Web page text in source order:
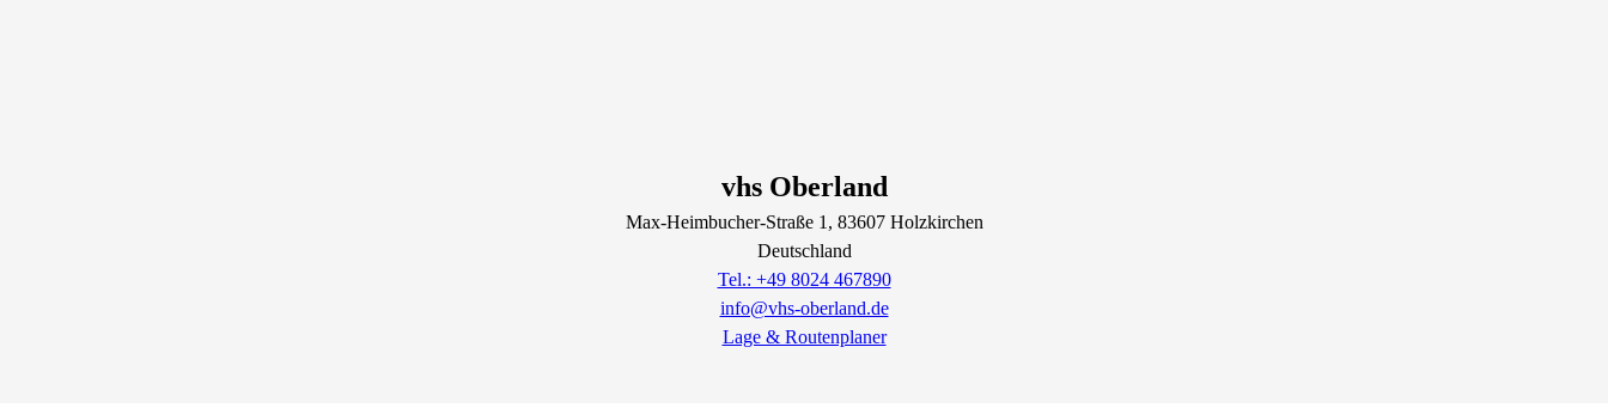
vhs Oberland
Max-Heimbucher-Straße1 , 83607 Holzkirchen
Deutschland
Tel.: +49 8024 467890
info@vhs-oberland.de
Lage & Routenplaner